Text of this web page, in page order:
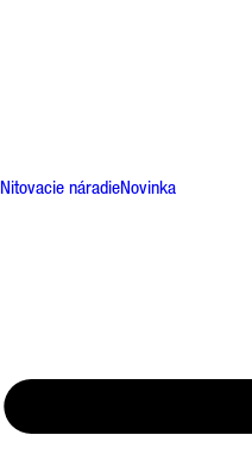
Nitovacie náradieNovinka